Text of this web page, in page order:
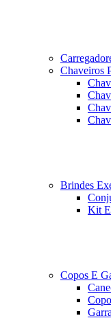
Chaveiros
Brindes
Kit
Copos E